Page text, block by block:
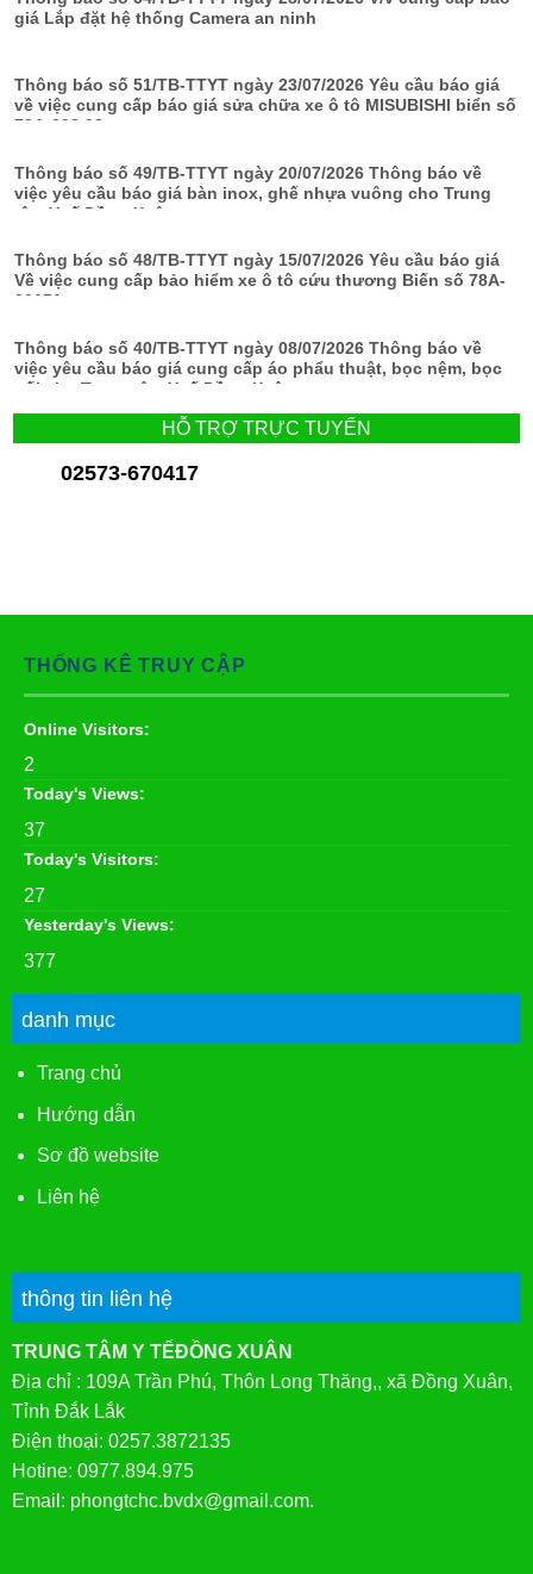
giá Lắp đặt hệ thống Camera an ninh
Thông báo số 51/TB-TTYT ngày 23/07/2026 Yêu cầu báo giá
về việc cung cấp báo giá sửa chữa xe ô tô MISUBISHI biển số
78A-002.98
Thông báo số 49/TB-TTYT ngày 20/07/2026 Thông báo về
việc yêu cầu báo giá bàn inox, ghế nhựa vuông cho Trung
tâm Y tế Đồng Xuân
Thông báo số 48/TB-TTYT ngày 15/07/2026 Yêu cầu báo giá
Về việc cung cấp bảo hiểm xe ô tô cứu thương Biến số 78A-
00151
Thông báo số 40/TB-TTYT ngày 08/07/2026 Thông báo về
việc yêu cầu báo giá cung cấp áo phẩu thuật, bọc nệm, bọc
gối cho Trung tâm Y tế Đồng Xuân
HỖ TRỢ TRỰC TUYẾN
02573-670417
THỐNG KÊ TRUY CẬP
Online Visitors:
2
Today's Views:
37
Today's Visitors:
27
Yesterday's Views:
377
danh mục
Trang chủ
Hướng dẫn
Sơ đồ website
Liên hệ
thông tin liên hệ
TRUNG TÂM Y TẾĐỒNG XUÂN
Địa chỉ : 109A Trần Phú, Thôn Long Thăng,, xã Đồng Xuân,
Tỉnh Đắk Lắk
Điện thoại: 0257.3872135
Hotine: 0977.894.975
Email: phongtchc.bvdx@gmail.com.